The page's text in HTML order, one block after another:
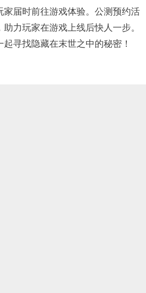
届时前往游戏体验。公测预约活
力玩家在游戏上线后快人一步。
寻找隐藏在末世之中的秘密！